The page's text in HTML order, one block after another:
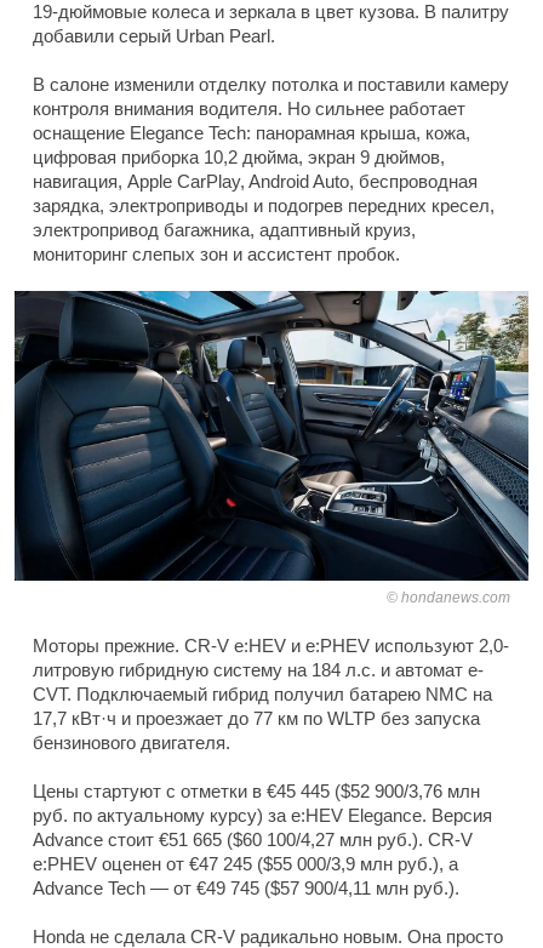
19-дюймовые колеса и зеркала в цвет кузова. В палитру
добавили серый Urban Pearl.
В салоне изменили отделку потолка и поставили камеру
контроля внимания водителя. Но сильнее работает
оснащение Elegance Tech: панорамная крыша, кожа,
цифровая приборка 10,2 дюйма, экран 9 дюймов,
навигация, Apple CarPlay, Android Auto, беспроводная
зарядка, электроприводы и подогрев передних кресел,
электропривод багажника, адаптивный круиз,
мониторинг слепых зон и ассистент пробок.
hondanews.com
Моторы прежние. CR-V e:HEV и e:PHEV используют 2,0-
литровую гибридную систему на 184 л.с. и автомат e-
CVT. Подключаемый гибрид получил батарею NMC на
17,7 кВт·ч и проезжает до 77 км по WLTP без запуска
бензинового двигателя.
Цены стартуют с отметки в €45 445 ($52 900/3,76 млн
руб. по актуальному курсу) за e:HEV Elegance. Версия
Advance стоит €51 665 ($60 100/4,27 млн руб.). CR-V
e:PHEV оценен от €47 245 ($55 000/3,9 млн руб.), а
Advance Tech — от €49 745 ($57 900/4,11 млн руб.).
Honda не сделала CR-V радикально новым. Она просто